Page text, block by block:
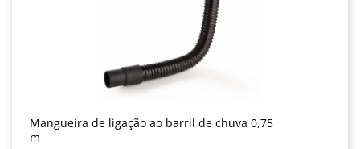
Mangueira de ligação ao barril de chuva 0,75
m